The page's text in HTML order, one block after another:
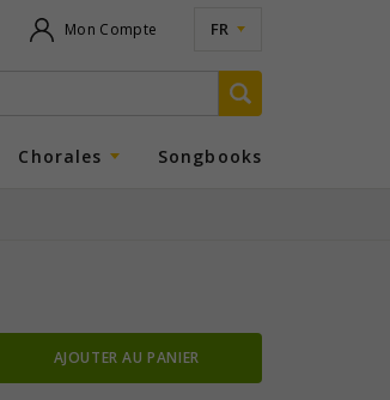
Mon Compte FR
Chorales Songbooks
AJOUTER AU PANIER